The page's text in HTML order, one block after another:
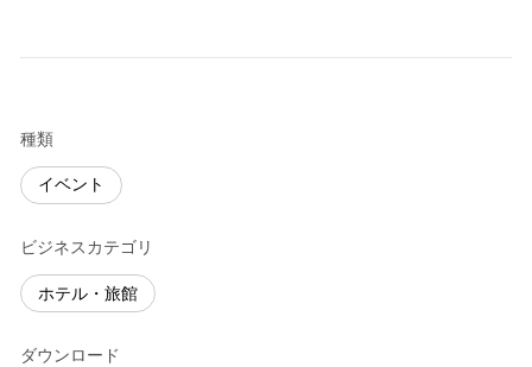
種類
イベント
ビジネスカテゴリ
ホテル・旅館
ダウンロード